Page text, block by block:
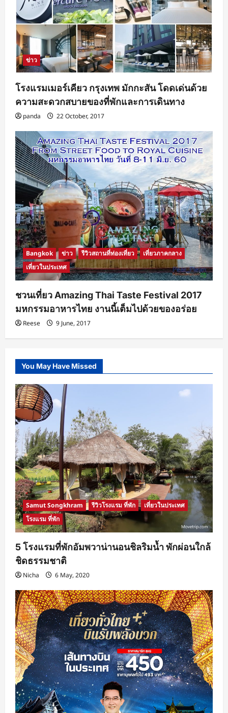
ข่าว
โรงแรมเมอร์เคียว กรุงเทพ มักกะสัน โดดเด่นด้วย
ความสะดวกสบายของที่พักและการเดินทาง
panda 22 October, 2017
Bangkok ข่าว รีวิวสถานที่ท่องเที่ยว
เที่ยวภาคกลาง
เที่ยวในประเทศ
ชวนเที่ยว Amazing Thai Taste Festival 2017
มหกรรมอาหารไทย งานนี้เต็มไปด้วยของอร่อย
Reese 9 June, 2017
You May Have Missed
Samut Songkhram รีวิวโรงแรม ที่พัก
เที่ยวในประเทศ
โรงแรม ที่พัก
5 โรงแรมที่พักอัมพวาน่านอนชิลริมน้ำ พักผ่อนใกล้
ชิดธรรมชาติ
Nicha 6 May, 2020